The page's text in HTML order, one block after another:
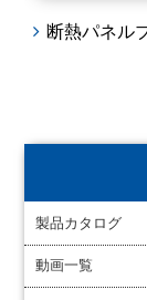
断熱パネル
製品カタログ
動画一覧